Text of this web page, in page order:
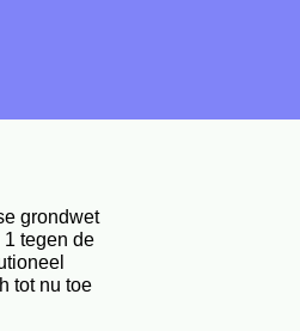
grondwet
tegen de
tot nu toe